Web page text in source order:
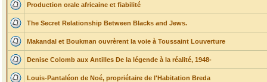
Production orale africaine et fiabilité
The Secret Relationship Between Blacks and Jews.
Makandal et Boukman ouvrèrent la voie à Toussaint Louverture
Denise Colomb aux Antilles De la légende à la réalité, 1948-
Louis-Pantaléon de Noé, propriétaire de l'Habitation Breda